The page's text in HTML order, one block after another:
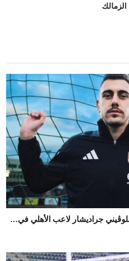
الزمالك
جراديشار لاعب الأهلي في...